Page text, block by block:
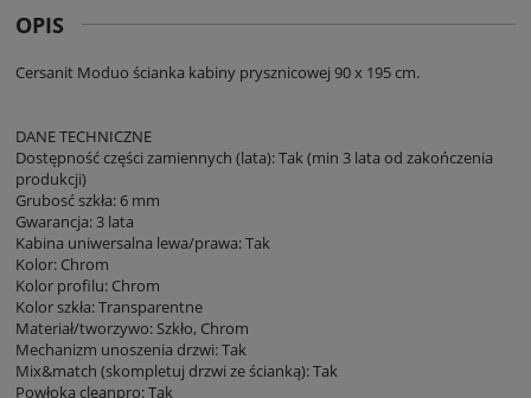
OPIS
Cersanit Moduo ścianka kabiny prysznicowej 90 x 195 cm.
DANE TECHNICZNE
Dostępność części zamiennych (lata): Tak (min 3 lata od zakończenia
produkcji)
Grubosć szkła: 6 mm
Gwarancja: 3 lata
Kabina uniwersalna lewa/prawa: Tak
Kolor: Chrom
Kolor profilu: Chrom
Kolor szkła: Transparentne
Materiał/tworzywo: Szkło, Chrom
Mechanizm unoszenia drzwi: Tak
Mix&match (skompletuj drzwi ze ścianką): Tak
Powłoka cleanpro: Tak